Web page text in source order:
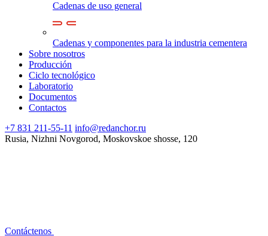
Cadenas de uso general
Cadenas y componentes para la industria cementera
Sobre nosotros
Producción
Ciclo tecnológico
Laboratorio
Documentos
Contactos
+7 831 211-55-11 info@redanchor.ru
Rusia, Nizhni Novgorod, Moskovskoe shosse, 120
Contáctenos